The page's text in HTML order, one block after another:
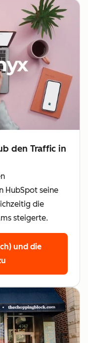
den Traffic in
HubSpot seine
die
steigerte.
und die